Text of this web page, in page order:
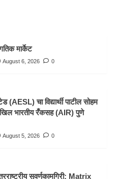
मार्केट
August 6, 2026 0
चा विद्यार्थी पाटील सोहम
भारतीय रँकसह (AIR) पुणे
August 5, 2026 0
सुवर्णकामगिरी; Matrix